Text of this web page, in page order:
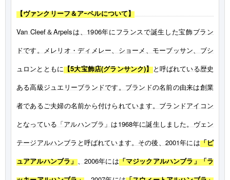
【ヴァンクリーフ＆アｰペルについて】
Van Cleef＆Arpelsは、1906年にフランスで誕生した宝飾ブラン
ドです。メレリオ・ディメレー、ショーメ、モーブッサン、ブシ
ュロンとともに【5大宝飾店(グランサンク)】と呼ばれている歴史
ある高級ジュエリーブランドです。ブランドの名前の由来は創業
者であるご夫婦の名前から付けられています。ブランドアイコン
となっている「アルハンブラ」は1968年に誕生しました。ヴェン
テージアルハンブラと呼ばれています。その後、2001年には「ピ
ュアアルハンブラ」、2006年には「マジックアルハンブラ」「ラ